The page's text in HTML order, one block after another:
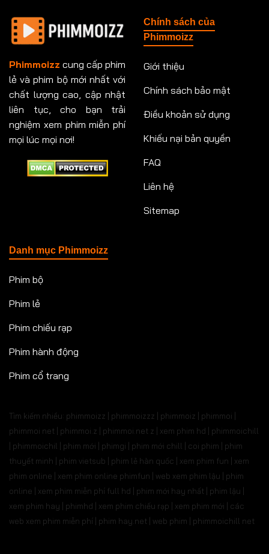
Phimmoizz cung cấp phim
lẻ và phim bộ mới nhất với
chất lượng cao, cập nhật
liên tục, cho bạn trải
nghiệm xem phim miễn phí
mọi lúc mọi nơi!
Chính sách của
Phimmoizz
Giới thiệu
Chính sách bảo mật
Điều khoản sử dụng
Khiếu nại bản quyền
FAQ
Liên hệ
Sitemap
Danh mục Phimmoizz
Phim bộ
Phim lẻ
Phim chiếu rạp
Phim hành động
Phim cổ trang
Tìm kiếm nhiều: phimmoizz | phimmoizzz | phimmoiz | phimmoi |
phimmoi net | phimmoi.z | phimmoi.net z | xem phim hd | phimmoichill
| phimmoichil | phim mới | phimgi | phim mới chill | coi phim | phim
thuyết minh | phim vietsub | phim lẻ hàn quốc | xem phim fun | xem
phim online | xem phim online phimfun | web xem phim lậu | phim
online | xem phim miễn phí full hd | phim mới hay nhất | phim lậu |
xem phim hay | phimhd | xem phim chiếu rạp | xem phim mới | các
web xem phim miễn phí | phim hay.net | web phim | phimmoichill net